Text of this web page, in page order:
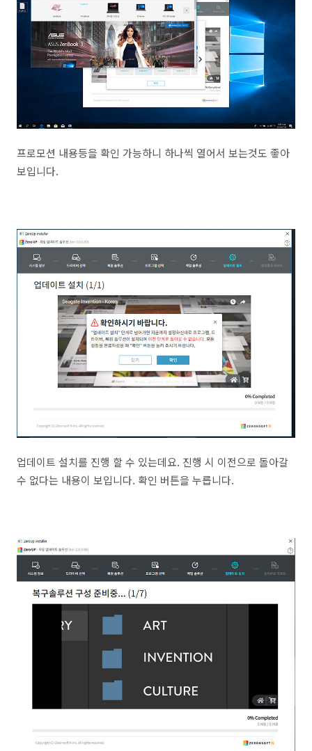
프로모션 내용등을 확인 가능하니 하나씩 열어서 보는것도 좋아
보입니다.
업데이트 설치를 진행 할 수 있는데요. 진행 시 이전으로 돌아갈
수 없다는 내용이 보입니다. 확인 버튼을 누릅니다.